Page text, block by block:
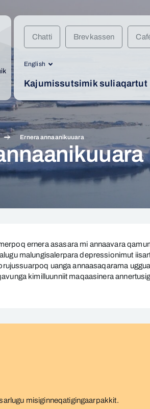
Chatti Brevkassen
English
Kajumissutsimik suliaqartut
Ernera annaanikuuara
ernera asasara mi annaavara
malungisalerpara depressionimut
uanga annaasaqarama
kimilluunniit maqaasinera
misiginneqatigingaarpakkit.